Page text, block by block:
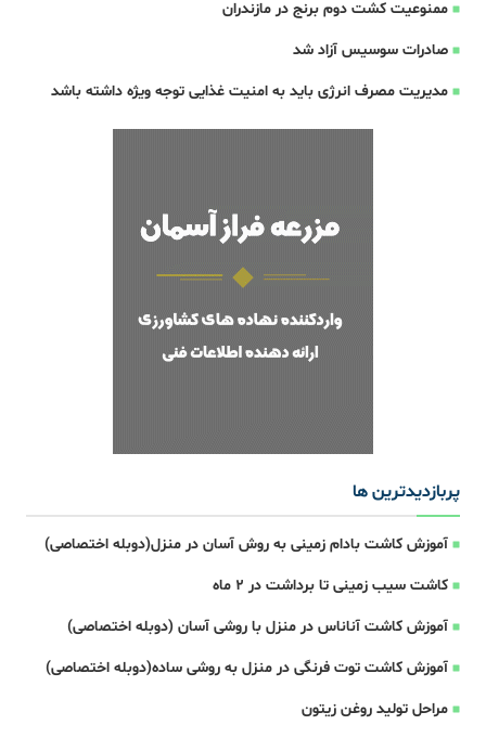
ممنوعیت کشت دوم برنج در مازندران
صادرات سوسیس آزاد شد
مدیریت مصرف انرژی باید به امنیت غذایی توجه ویژه داشته باشد
پربازدیدترین ها
آموزش کاشت بادام زمینی به روش آسان در منزل(دوبله اختصاصی)
کاشت سیب زمینی تا برداشت در ۲ ماه
آموزش کاشت آناناس در منزل با روشی آسان (دوبله اختصاصی)
آموزش کاشت توت فرنگی در منزل به روشی ساده(دوبله اختصاصی)
مراحل تولید روغن زیتون